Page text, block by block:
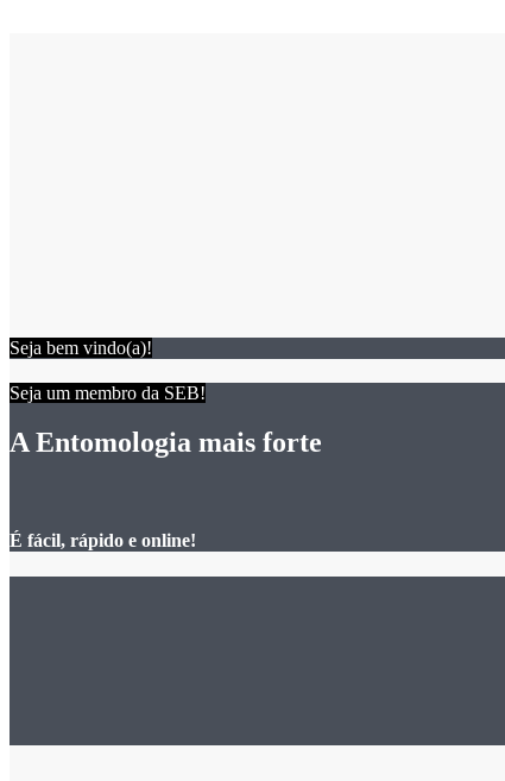
Seja bem vindo(a)!
Seja um membro da SEB!
A Entomologia mais forte
É fácil, rápido e online!